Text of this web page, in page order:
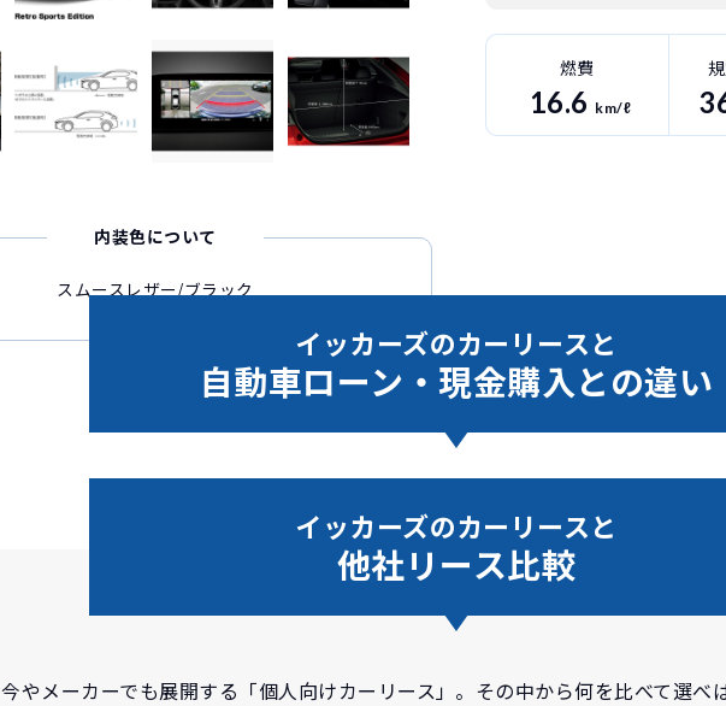
燃費
16.6 km/ℓ
内装色について
スムースレザー/ブラック
イッカーズのカーリースと
自動車ローン・現金購入との違い
イッカーズのカーリースと
他社リース比較
今やメーカーでも展開する「個人向けカーリース」。その中から何を比べて選べ